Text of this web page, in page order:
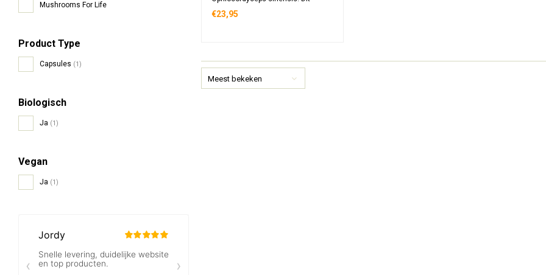
Mushrooms For Life
Product Type
Capsules (1)
Biologisch
Ja (1)
Vegan
Ja (1)
biologische supplement levert 1000
Vegan, glutenvrij.
€23,95
Meest bekeken